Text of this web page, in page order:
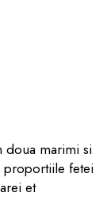
doua marimi si
proportiile fetei
et